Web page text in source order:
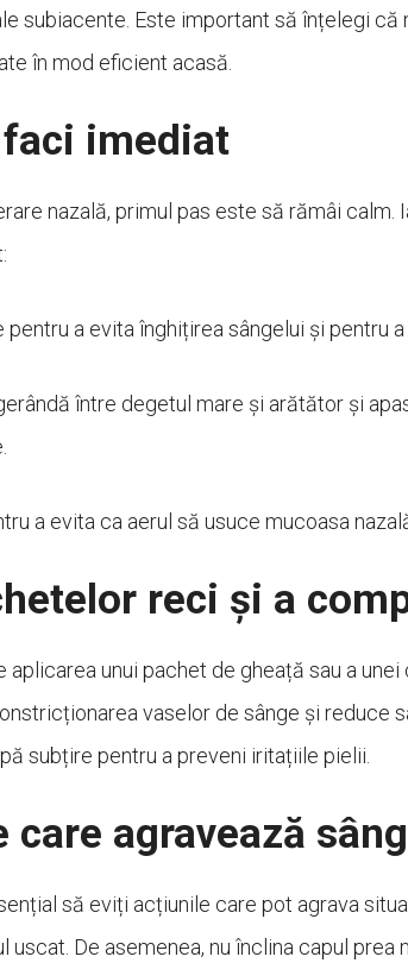
subiacente. Este important să înțelegi că
în mod eficient acasă.
imediat
nazală, primul pas este să rămâi
pentru a evita înghițirea sângelui și pentru
între degetul mare și arătător și
a evita ca aerul să usuce mucoasa
reci și a
unui pachet de gheață sau a
vaselor de sânge și reduce
subțire pentru a preveni iritațiile pielii.
care agravează
să eviți acțiunile care pot agrava
uscat. De asemenea, nu înclina capul